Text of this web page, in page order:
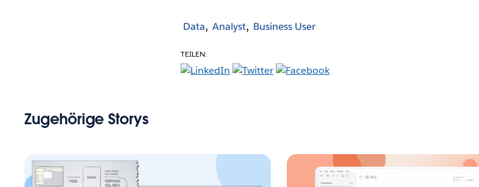
Data Analyst Business User
TEILEN:
Zugehörige Storys